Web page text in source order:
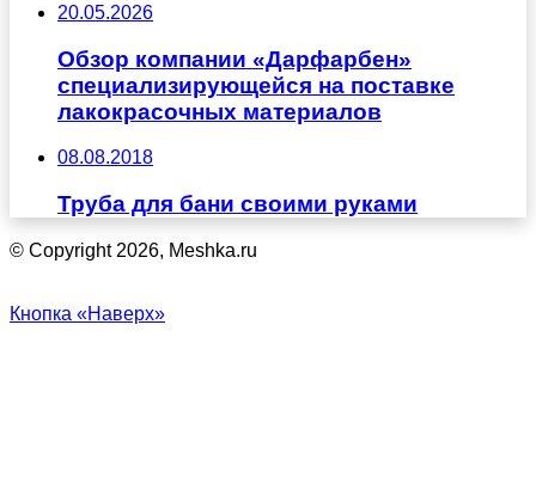
20.05.2026
Обзор компании «Дарфарбен»
специализирующейся на поставке
лакокрасочных материалов
08.08.2018
Труба для бани своими руками
© Copyright 2026, Meshka.ru
Кнопка «Наверх»